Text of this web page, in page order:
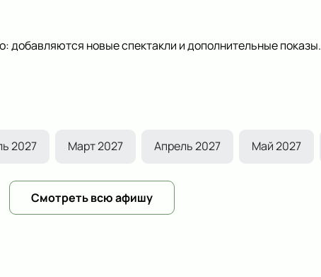
добавляются новые спектакли и дополнительные показы.
2027 Март 2027 Апрель 2027 Май 2027
Смотреть всю афишу